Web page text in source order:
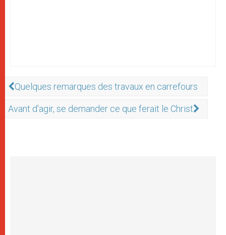
Quelques remarques des travaux en carrefours
Avant d'agir, se demander ce que ferait le Christ